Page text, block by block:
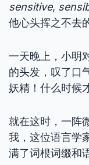
sensitive,
他心头挥之不去
一天晚上，小明
的头发，叹了口
妖精！什么时候
就在这时，一阵
我，这位语言学
满了词根词缀和